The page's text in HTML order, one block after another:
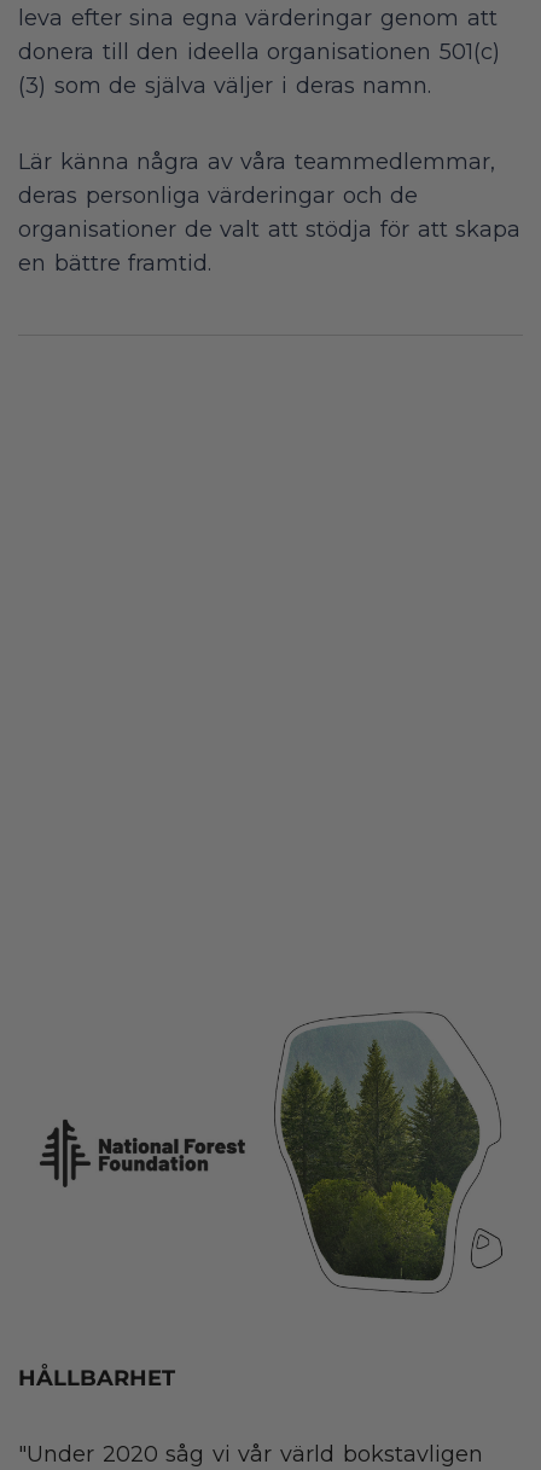
leva efter sina egna värderingar genom att
donera till den ideella organisationen 501(c)
(3) som de själva väljer i deras namn.
Lär känna några av våra teammedlemmar,
deras personliga värderingar och de
organisationer de valt att stödja för att skapa
en bättre framtid.
HÅLLBARHET
"Under 2020 såg vi vår värld bokstavligen